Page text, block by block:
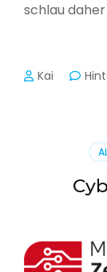
schlau daher
Kai